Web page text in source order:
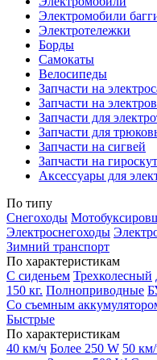
Электромобили
Электротележки
Борды
Самокаты
Велосипеды
Запчасти на
Запчасти на
Запчасти для
Запчасти для
Запчасти на сигвей
Запчасти на
Аксессуары для
По типу
Снегоходы
Электроснегоходы
Зимний транспорт
По характеристикам
С сиденьем Трехколесный
150 кг. Полноприводные
Со съемным
Быстрые
По характеристикам
40 км/ч Более 250 W 50